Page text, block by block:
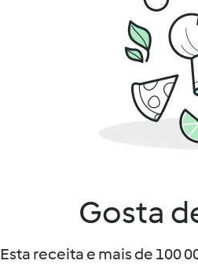
Gosta
Esta receita e mais de 100